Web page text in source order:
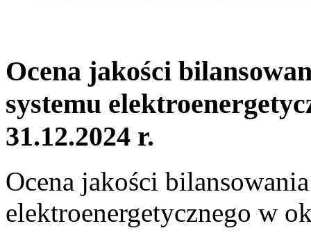
Ocena jakości
systemu
31.12.2024 r.
Ocena jakości
elektroenergetycznego w